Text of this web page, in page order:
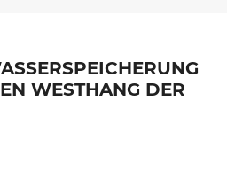
WESTHANG DER